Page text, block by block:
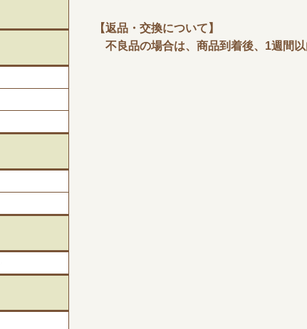
【返品・交換について】
不良品の場合は、商品到着後、1週間以